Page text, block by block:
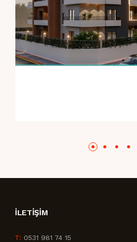
İLETIŞIM
T: 0531 981 74 15